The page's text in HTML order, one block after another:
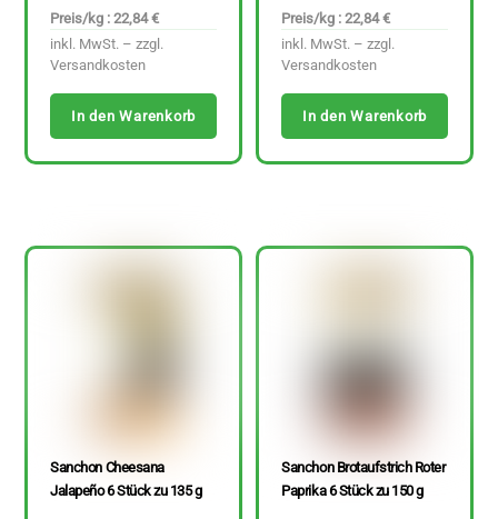
Preis/kg : 22,84 €
inkl. MwSt. – zzgl.
Versandkosten
In den Warenkorb
Preis/kg : 22,84 €
inkl. MwSt. – zzgl.
Versandkosten
In den Warenkorb
Sanchon Cheesana
Jalapeño 6 Stück zu 135 g
Sanchon Brotaufstrich Roter
Paprika 6 Stück zu 150 g